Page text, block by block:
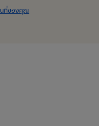
ที่ของคุณ